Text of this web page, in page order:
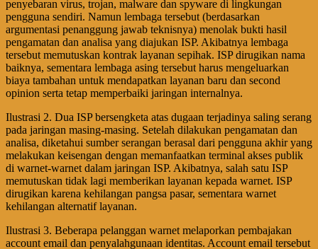
penyebaran virus, trojan, malware dan spyware di lingkungan
pengguna sendiri. Namun lembaga tersebut (berdasarkan
argumentasi penanggung jawab teknisnya) menolak bukti hasil
pengamatan dan analisa yang diajukan ISP. Akibatnya lembaga
tersebut memutuskan kontrak layanan sepihak. ISP dirugikan nama
baiknya, sementara lembaga asing tersebut harus mengeluarkan
biaya tambahan untuk mendapatkan layanan baru dan second
opinion serta tetap memperbaiki jaringan internalnya.
Ilustrasi 2. Dua ISP bersengketa atas dugaan terjadinya saling serang
pada jaringan masing-masing. Setelah dilakukan pengamatan dan
analisa, diketahui sumber serangan berasal dari pengguna akhir yang
melakukan keisengan dengan memanfaatkan terminal akses publik
di warnet-warnet dalam jaringan ISP. Akibatnya, salah satu ISP
memutuskan tidak lagi memberikan layanan kepada warnet. ISP
dirugikan karena kehilangan pangsa pasar, sementara warnet
kehilangan alternatif layanan.
Ilustrasi 3. Beberapa pelanggan warnet melaporkan pembajakan
account email dan penyalahgunaan identitas. Account email tersebut